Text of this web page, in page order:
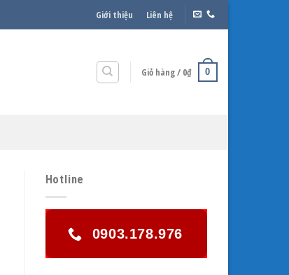
Giới thiệu Liên hệ
Giỏ hàng / 0₫ 0
Hotline
0903.178.976